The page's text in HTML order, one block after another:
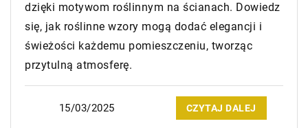
dzięki motywom roślinnym na ścianach. Dowiedz
się, jak roślinne wzory mogą dodać elegancji i
świeżości każdemu pomieszczeniu, tworząc
przytulną atmosferę.
15/03/2025 CZYTAJ DALEJ